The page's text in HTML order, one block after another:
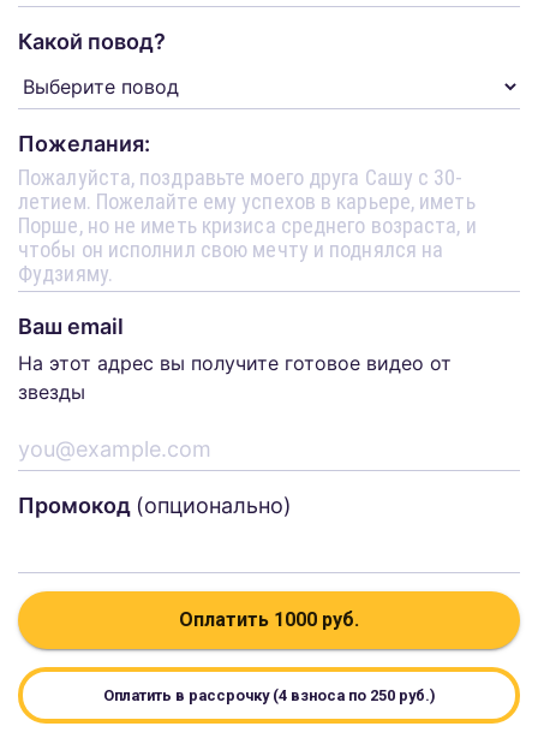
Какой повод?
Пожелания:
Ваш email
На этот адрес вы получите готовое видео от
звезды
Промокод (опционально)
Оплатить 1000 руб.
Оплатить в рассрочку (4 взноса по 250руб.)